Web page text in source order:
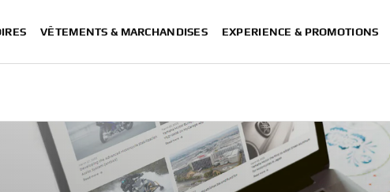
VÊTEMENTS & MARCHANDISES EXPERIENCE & PROMOTIONS